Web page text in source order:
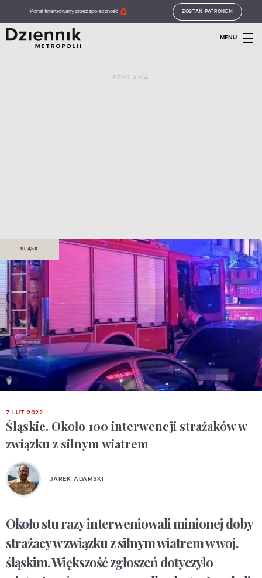
Portal finansowany przez społeczność ZOSTAŃ PATRONEM
MENU
REKLAMA
ŚLĄSK
7 LUT 2022
Śląskie. Około 100 interwencji strażaków w
związku z silnym wiatrem
JAREK ADAMSKI
Około stu razy interweniowali minionej doby
strażacy w związku z silnym wiatrem w woj.
śląskim. Większość zgłoszeń dotyczyło